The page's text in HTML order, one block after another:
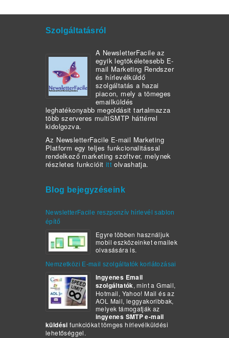
Szolgáltatásról
A NewsletterFacile az
egyik legtökéletesebb E-
mail Marketing Rendszer
és hírlevélküldő
szolgáltatás a hazai
piacon, mely a tömeges
emailküldés
leghatékonyabb megoldásit tartalmazza
több szerveres multiSMTP háttérrel
kidolgozva.
Az NewsletterFacile E-mail Marketing
Platform egy teljes funkcionalitással
rendelkező marketing szoftver, melynek
részletes funkcióit ittolvashatja.
Blog bejegyzéseink
NewsletterFacile reszponzív hírlevél sablon
építő
Egyre többen használjuk
mobil eszközeinket emailek
olvasására is.
Nemzetközi E-mail szolgáltatók korlátozásai
Ingyenes Email
szolgáltatók, mint a Gmail,
Hotmail, Yahoo! Mail és az
AOL Mail, leggyakoribbak,
melyek támogatják az
ingyenes SMTP e-mail
küldésifunkciókat tömges hírlevélküldési
lehetőséggel.